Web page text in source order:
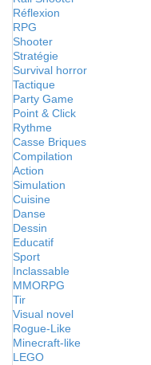
Réflexion
RPG
Shooter
Stratégie
Survival horror
Tactique
Party Game
Point & Click
Rythme
Casse Briques
Compilation
Action
Simulation
Cuisine
Danse
Dessin
Educatif
Sport
Inclassable
MMORPG
Tir
Visual novel
Rogue-Like
Minecraft-like
LEGO